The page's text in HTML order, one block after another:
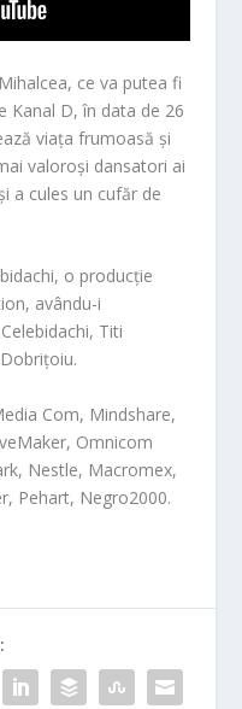
ce va putea fi
Kanal D, în data de 26
viața frumoasă și
valoroși dansatori ai
a cules un cufăr de
o producție
avându-i
Titi
Com, Mindshare,
Omnicom
Nestle, Macromex,
Pehart, Negro2000.